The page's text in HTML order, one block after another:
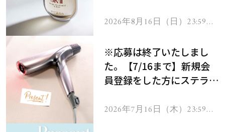
2026年8月16日（日）23:59ま
※応募は終了いたしまし
た。【7/16まで】新規会
員登録をした方にステラボ
ヘアドライヤー ジュエル
2026年7月16日（木）23:59ま